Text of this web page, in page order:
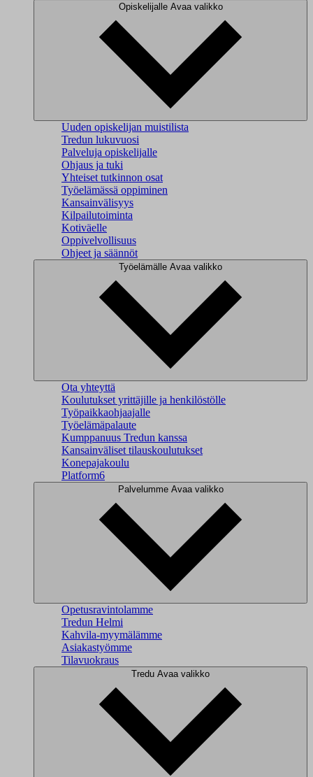
Opiskelijalle Avaa valikko
Uuden opiskelijan muistilista
Tredun lukuvuosi
Palveluja opiskelijalle
Ohjaus ja tuki
Yhteiset tutkinnon osat
Työelämässä oppiminen
Kansainvälisyys
Kilpailutoiminta
Kotiväelle
Oppivelvollisuus
Ohjeet ja säännöt
Työelämälle Avaa valikko
Ota yhteyttä
Koulutukset yrittäjille ja henkilöstölle
Työpaikkaohjaajalle
Työelämäpalaute
Kumppanuus Tredun kanssa
Kansainväliset tilauskoulutukset
Konepajakoulu
Platform6
Palvelumme Avaa valikko
Opetusravintolamme
Tredun Helmi
Kahvila-myymälämme
Asiakastyömme
Tilavuokraus
Tredu Avaa valikko